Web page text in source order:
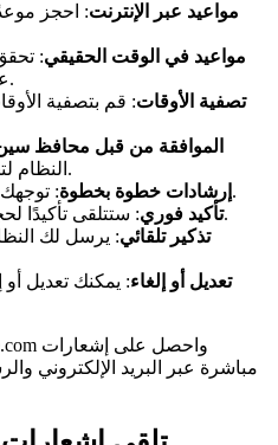
مواعيد عبر الإنترنت: احجز
مواعيد في الوقت الحقيقي:
على نوع الموعد الذي تريده.
تصفية الأوقات: قم بتصفية
الموافقة من قبل محافظ
النظام لتحسين استقبال المواطنين.
إرشادات خطوة بخطوة : توجهك المنصة في طلب موعدك.
تأكيد فوري: ستتلقى تأكيدًا لحجزك عبر البريد الإلكتروني.
تذكير تلقائي: يرسل لك
تعديل أو إلغاء: يمكنك تعديل
مباشرة عبر البريد الإلكتروني